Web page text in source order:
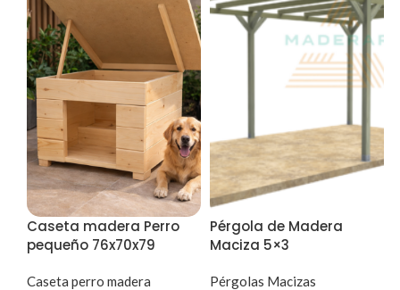
Caseta madera Perro
pequeño 76x70x79
Caseta perro madera
Pérgola de Madera
Maciza 5×3
Pérgolas Macizas